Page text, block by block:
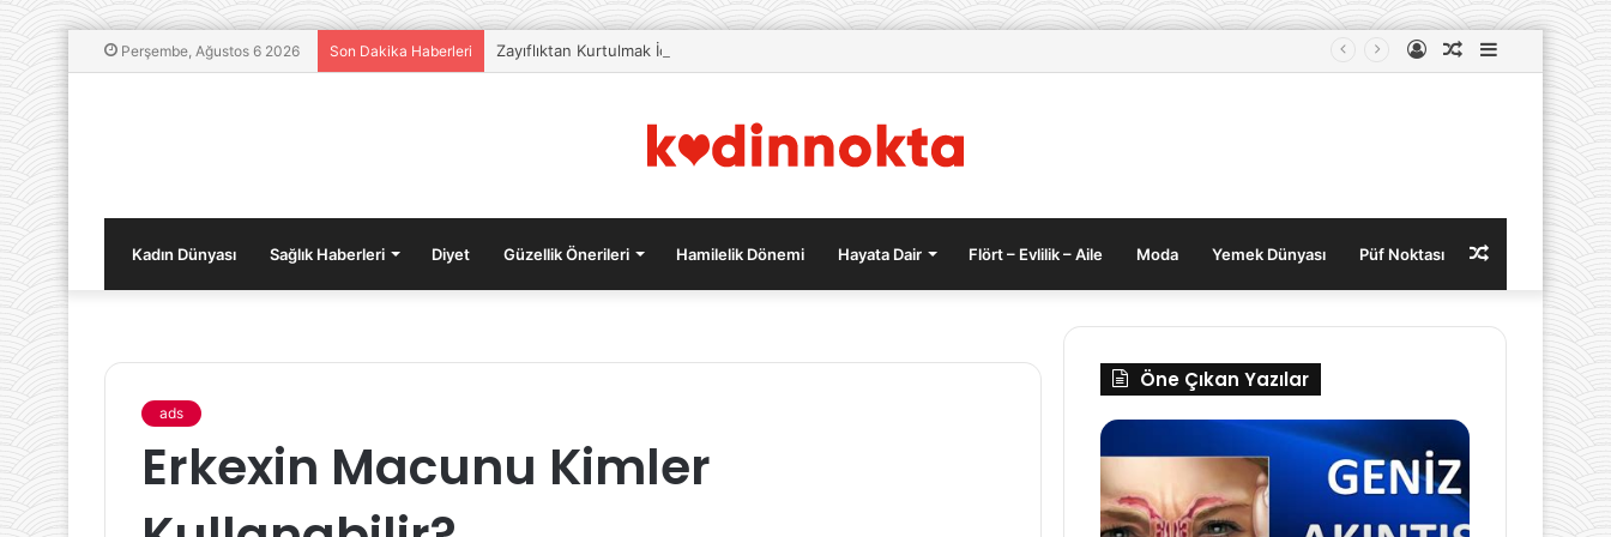
Perşembe, Ağustos 6 2026 Son Dakika Haberleri Zayıflıktan Kurtulmak İçin Beslenme Önerileri
Kenar
Bölmesi
Rastgele
Kayıt
Kadın Dünyası Sağlık Haberleri Diyet Güzellik Önerileri Hamilelik Dönemi Hayata Dair Flört – Evlilik – Aile Moda Yemek Dünyası Püf Noktası Rastgele
Makale
ads
Erkexin Macunu Kimler
Öne Çıkan Yazılar
Beslenme
Alışkanlıkları
Geniz
Akıntısı
Neden
Olur?
Nasıl
Bartholin